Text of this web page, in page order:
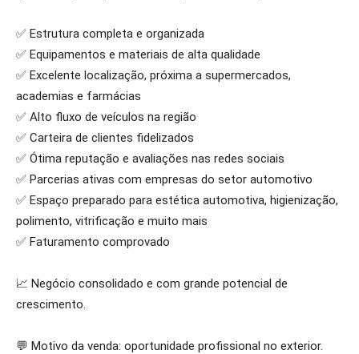
✅ Estrutura completa e organizada
✅ Equipamentos e materiais de alta qualidade
✅ Excelente localização, próxima a supermercados,
academias e farmácias
✅ Alto fluxo de veículos na região
✅ Carteira de clientes fidelizados
✅ Ótima reputação e avaliações nas redes sociais
✅ Parcerias ativas com empresas do setor automotivo
✅ Espaço preparado para estética automotiva, higienização,
polimento, vitrificação e muito mais
✅ Faturamento comprovado
📈 Negócio consolidado e com grande potencial de
crescimento.
💬 Motivo da venda: oportunidade profissional no exterior.